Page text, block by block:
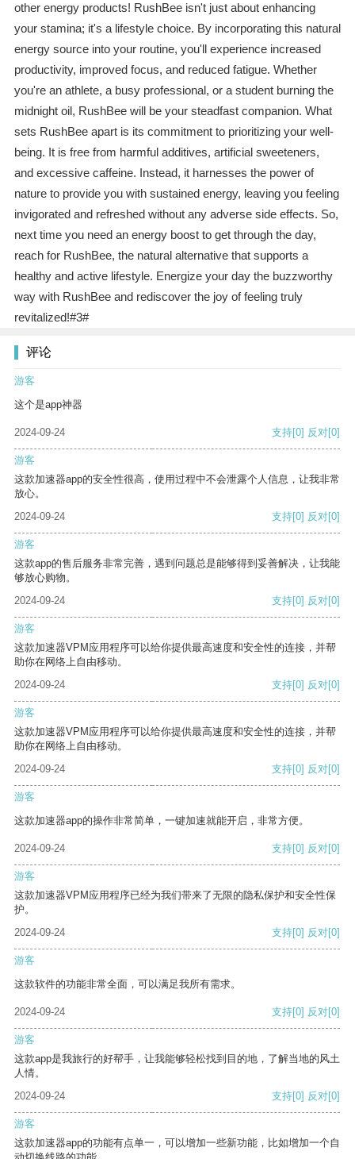
other energy products! RushBee isn't just about enhancing
your stamina; it's a lifestyle choice. By incorporating this natural
energy source into your routine, you'll experience increased
productivity, improved focus, and reduced fatigue. Whether
you're an athlete, a busy professional, or a student burning the
midnight oil, RushBee will be your steadfast companion. What
sets RushBee apart is its commitment to prioritizing your well-
being. It is free from harmful additives, artificial sweeteners,
and excessive caffeine. Instead, it harnesses the power of
nature to provide you with sustained energy, leaving you feeling
invigorated and refreshed without any adverse side effects. So,
next time you need an energy boost to get through the day,
reach for RushBee, the natural alternative that supports a
healthy and active lifestyle. Energize your day the buzzworthy
way with RushBee and rediscover the joy of feeling truly
revitalized!#3#
评论
游客
这个是app神器
2024-09-24 支持[0] 反对[0]
游客
这款加速器app的安全性很高，使用过程中不会泄露个人信息，让我非常
放心。
2024-09-24
支持[0] 反对[0]
游客
这款app的售后服务非常完善，遇到问题总是能够得到妥善解决，让我能
够放心购物。
2024-09-24
支持[0] 反对[0]
游客
这款加速器VPM应用程序可以给你提供最高速度和安全性的连接，并帮
助你在网络上自由移动。
2024-09-24
支持[0] 反对[0]
游客
这款加速器VPM应用程序可以给你提供最高速度和安全性的连接，并帮
助你在网络上自由移动。
2024-09-24
支持[0] 反对[0]
游客
这款加速器app的操作非常简单，一键加速就能开启，非常方便。
2024-09-24 支持[0] 反对[0]
游客
这款加速器VPM应用程序已经为我们带来了无限的隐私保护和安全性保
护。
2024-09-24
支持[0] 反对[0]
游客
这款软件的功能非常全面，可以满足我所有需求。
2024-09-24 支持[0] 反对[0]
游客
这款app是我旅行的好帮手，让我能够轻松找到目的地，了解当地的风土
人情。
2024-09-24
支持[0] 反对[0]
游客
这款加速器app的功能有点单一，可以增加一些新功能，比如增加一个自